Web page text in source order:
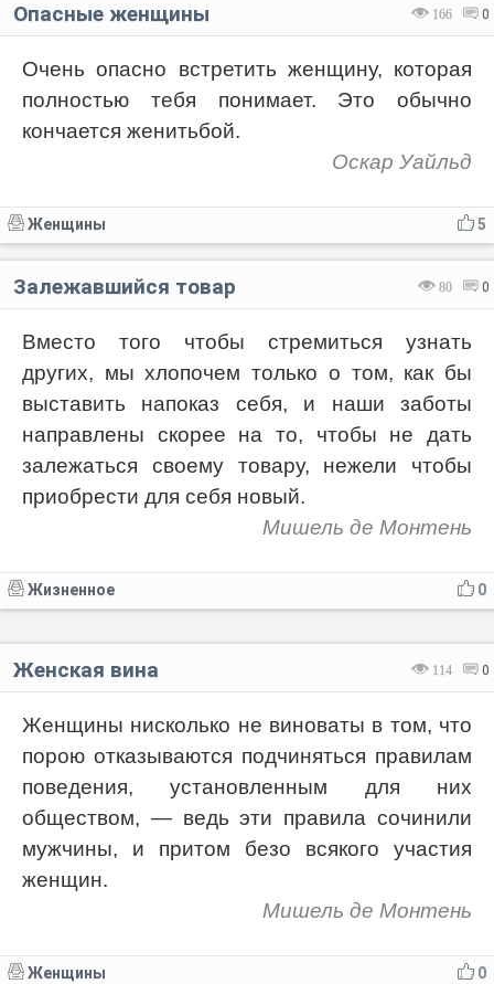
166 0
Опасные женщины
Очень опасно встретить женщину, которая
полностью тебя понимает. Это обычно
кончается женитьбой.
Оскар Уайльд
5
Женщины
80 0
Залежавшийся товар
Вместо того чтобы стремиться узнать
других, мы хлопочем только о том, как бы
выставить напоказ себя, и наши заботы
направлены скорее на то, чтобы не дать
залежаться своему товару, нежели чтобы
приобрести для себя новый.
Мишель де Монтень
0
Жизненное
114 0
Женская вина
Женщины нисколько не виноваты в том, что
порою отказываются подчиняться правилам
поведения, установленным для них
обществом, — ведь эти правила сочинили
мужчины, и притом безо всякого участия
женщин.
Мишель де Монтень
0
Женщины